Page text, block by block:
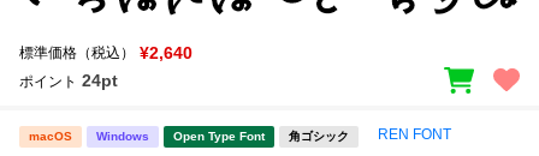
標準価格（税込） ¥2,640
ポイント 24pt
macOS Windows Open Type Font 角ゴシック REN FONT